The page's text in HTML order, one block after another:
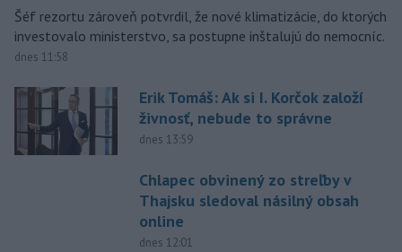
Šéf rezortu zároveň potvrdil, že nové klimatizácie, do ktorých
investovalo ministerstvo, sa postupne inštalujú do nemocníc.
dnes 11:58
Erik Tomáš: Ak si I. Korčok založí
živnosť, nebude to správne
dnes 13:59
Chlapec obvinený zo streľby v
Thajsku sledoval násilný obsah
online
dnes 12:01